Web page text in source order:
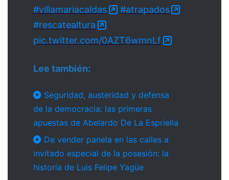
#villamariacaldas
#atrapados
#rescatealtura
pic.twitter.com/0AZT6wmnLf
Lee también:
Seguridad, austeridad y defensa
de la democracia: las primeras
apuestas de Abelardo De La Espriella
De vender panela en las calles a
invitado especial de la posesión: la
historia de Luis Felipe Yagüe